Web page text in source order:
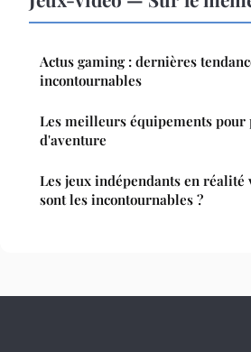
Actus gaming : dernières
incontournables
Les meilleurs équipements
d'aventure
Les jeux indépendants en
sont les incontournables ?